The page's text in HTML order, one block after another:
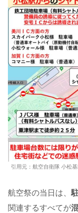
引用元：航空自衛隊 小松
航空祭の当日は、
関連するすべてが